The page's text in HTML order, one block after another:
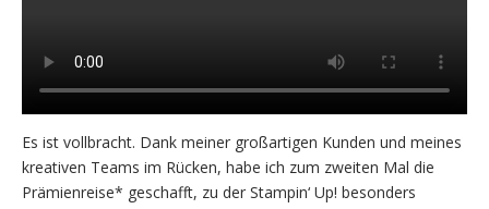
Es ist vollbracht. Dank meiner großartigen Kunden und meines
kreativen Teams im Rücken, habe ich zum zweiten Mal die
Prämienreise* geschafft, zu der Stampin‘ Up! besonders